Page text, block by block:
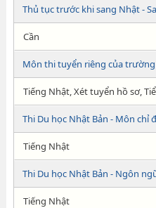
Thủ tục trước khi sang Nhật -
Cần
Môn thi tuyển riêng của
Tiếng Nhật, Xét tuyển hồ sơ,
Thi Du học Nhật Bản - Môn chỉ
Tiếng Nhật
Thi Du học Nhật Bản - Ngôn
Tiếng Nhật